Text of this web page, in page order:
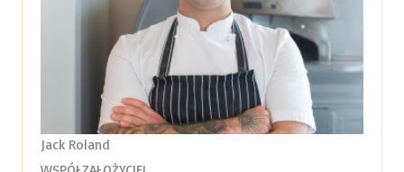
Jack Roland